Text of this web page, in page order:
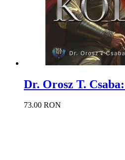
Dr. Orosz T.
73.00 RON